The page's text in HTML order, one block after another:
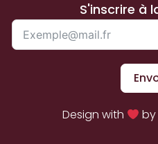
S'inscrire à
Design with by